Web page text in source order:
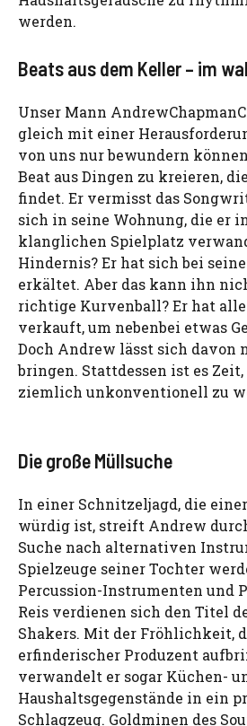
werden.
Beats aus dem Keller – im
Unser Mann
gleich mit einer
von uns nur bewundern
Beat aus Dingen zu kreieren,
findet. Er vermisst das
sich in seine Wohnung, die er
klanglichen Spielplatz
Hindernis? Er hat sich bei
erkältet. Aber das kann ihn
richtige Kurvenball? Er hat
verkauft, um nebenbei etwas
Doch Andrew lässt sich davon
bringen. Stattdessen ist es
ziemlich unkonventionell zu
Die große Müllsuche
In einer Schnitzeljagd, die
würdig ist, streift Andrew
Suche nach alternativen
Spielzeuge seiner Tochter
Percussion-Instrumenten und
Reis verdienen sich den Titel
Shakers. Mit der Fröhlichkeit,
erfinderischer Produzent
verwandelt er sogar Küchen-
Haushaltsgegenstände in ein
Schlagzeug. Goldminen des